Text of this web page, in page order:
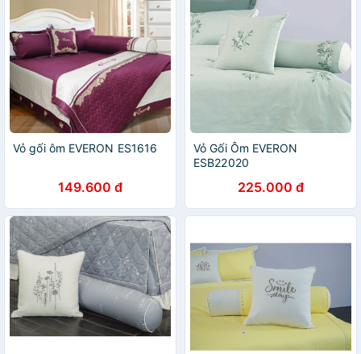
Vỏ gối ôm EVERON ES1616
149.600 đ
Vỏ Gối Ôm EVERON
ESB22020
225.000 đ